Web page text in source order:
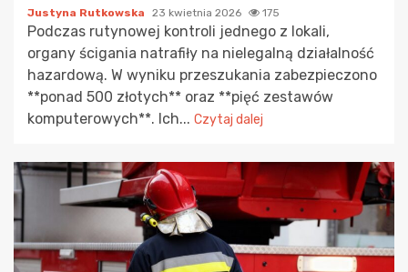
Justyna Rutkowska 23 kwietnia 2026 175
Podczas rutynowej kontroli jednego z lokali,
organy ścigania natrafiły na nielegalną działalność
hazardową. W wyniku przeszukania zabezpieczono
**ponad 500 złotych** oraz **pięć zestawów
komputerowych**. Ich... Czytaj dalej